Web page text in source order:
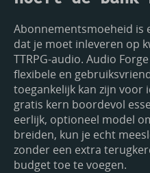
Abonnementsmoeheid is
dat je moet inleveren op
TTRPG-audio. Audio
flexibele en
toegankelijk kan zijn voor
gratis kern boordevol
eerlijk, optioneel model
breiden, kun je echt
zonder een extra
budget toe te voegen.